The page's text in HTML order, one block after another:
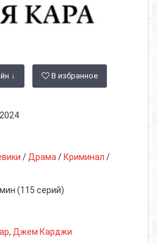
↓ В избранное
/ Драма / Криминал /
(115 серий)
, Джем Карджи